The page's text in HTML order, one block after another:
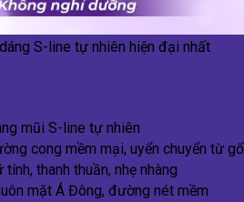
S-line tự nhiên hiện đại nhất
mũi S-line tự nhiên
cong mềm mại, uyển chuyển từ
tính, thanh thuần, nhẹ nhàng
mặt Á Đông, đường nét mềm